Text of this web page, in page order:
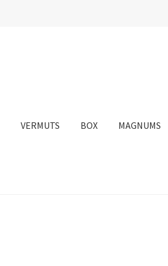
VERMUTS BOX MAGNUMS